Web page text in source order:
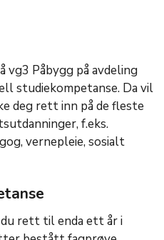
vg3 Påbygg på avdeling
studiekompetanse. Da vil
deg rett inn på de fleste
f.eks.
vernepleie, sosialt
rett til enda ett år i